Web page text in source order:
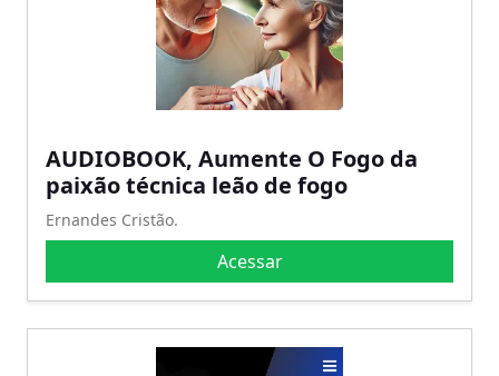
AUDIOBOOK, Aumente O Fogo da
paixão técnica leão de fogo
Ernandes Cristão.
Acessar